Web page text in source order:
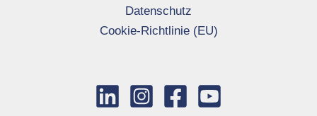
Datenschutz
Cookie-Richtlinie (EU)